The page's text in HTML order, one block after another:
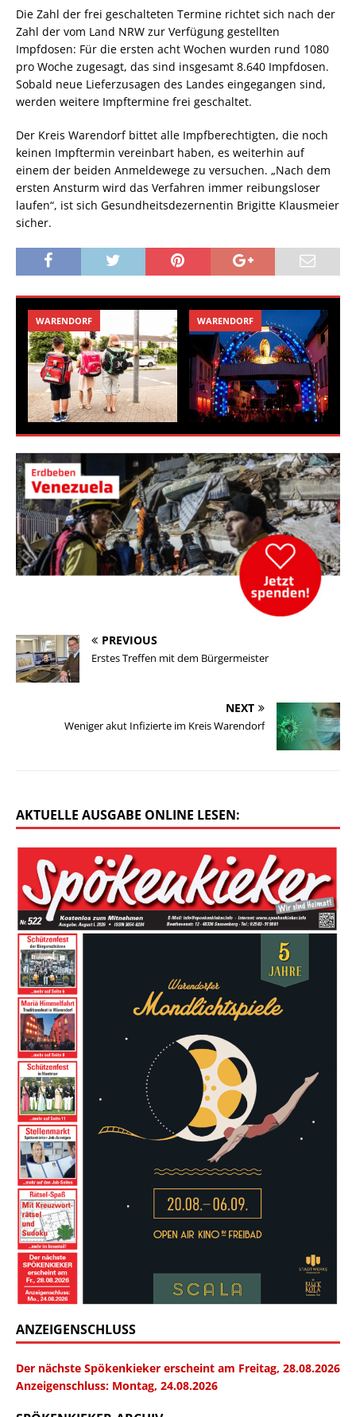
Die Zahl der frei geschalteten Termine richtet sich nach der
Zahl der vom Land NRW zur Verfügung gestellten
Impfdosen: Für die ersten acht Wochen wurden rund 1080
pro Woche zugesagt, das sind insgesamt 8.640 Impfdosen.
Sobald neue Lieferzusagen des Landes eingegangen sind,
werden weitere Impftermine frei geschaltet.
Der Kreis Warendorf bittet alle Impfberechtigten, die noch
keinen Impftermin vereinbart haben, es weiterhin auf
einem der beiden Anmeldewege zu versuchen. „Nach dem
ersten Ansturm wird das Verfahren immer reibungsloser
laufen“, ist sich Gesundheitsdezernentin Brigitte Klausmeier
sicher.
WARENDORF WARENDORF
PREVIOUS
Erstes Treffen mit dem Bürgermeister
NEXT
Weniger akut Infizierte im Kreis Warendorf
AKTUELLE AUSGABE ONLINE LESEN:
ANZEIGENSCHLUSS
Der nächste Spökenkieker erscheint am Freitag, 28.08.2026
Anzeigenschluss: Montag, 24.08.2026